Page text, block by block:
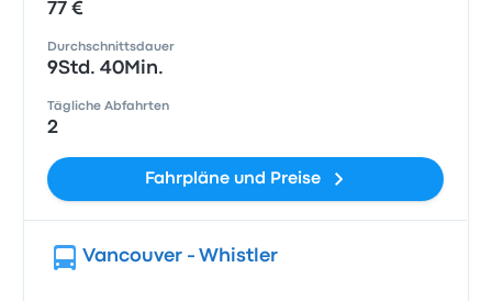
77 €
Durchschnittsdauer
9Std. 40Min.
Tägliche Abfahrten
2
Fahrpläne und Preise
Vancouver - Whistler